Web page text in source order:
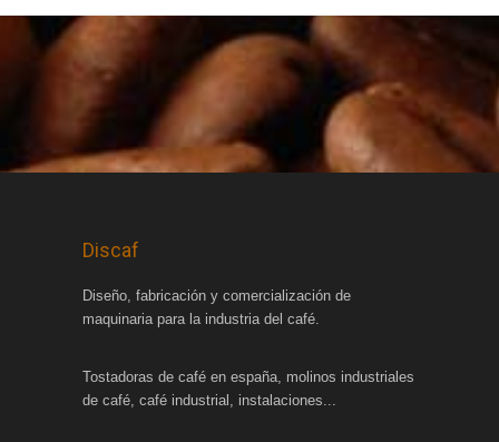
Discaf
Diseño, fabricación y comercialización de
maquinaria para la industria del café.
Tostadoras de café en españa, molinos industriales
de café, café industrial, instalaciones...